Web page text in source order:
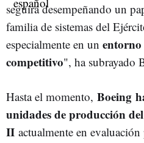
seguirá desempeñando un
familia de sistemas del
especialmente en un
competitivo", ha subrayado
Hasta el momento, Boeing
unidades de producción del
II actualmente en